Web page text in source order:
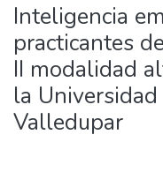
Inteligencia
practicantes
II modalidad
la
Valledupar